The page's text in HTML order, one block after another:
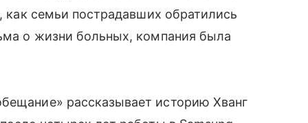
как семьи пострадавших обратились
о жизни больных, компания была
рассказывает историю Хванг